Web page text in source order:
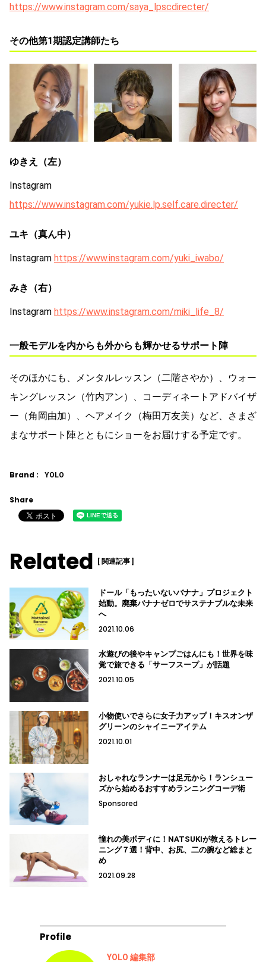
https://www.instagram.com/saya_lpscdirecter/
その他第1期認定講師たち
ゆきえ（左）
Instagram
https://www.instagram.com/yukie.lp.self.care.directer/
ユキ（真ん中）
Instagram https://www.instagram.com/yuki_iwabo/
みき（右）
Instagram https://www.instagram.com/miki_life_8/
一般モデルを内からも外からも輝かせるサポート陣
そのほかにも、メンタルレッスン（二階さやか）、ウォー
キングレッスン（竹内アン）、コーディネートアドバイザ
ー（角岡由加）、ヘアメイク（梅田万友美）など、さまざ
まなサポート陣とともにショーをお届けする予定です。
Brand : YOLO
Share
Related [ 関連記事 ]
ドール「もったいないバナナ」プロジェクト
始動。廃棄バナナゼロでサステナブルな未来
へ
2021.10.06
水遊びの後やキャンプごはんにも！世界を味
覚で旅できる「サーフスープ」が話題
2021.10.05
小物使いでさらに女子力アップ！キスオンザ
グリーンのシャイニーアイテム
2021.10.01
おしゃれなランナーは足元から！ランシュー
ズから始めるおすすめランニングコーデ術
Sponsored
憧れの美ボディに！NATSUKIが教えるトレー
ニング７選！背中、お尻、二の腕など総まと
め
2021.09.28
Profile
YOLO 編集部